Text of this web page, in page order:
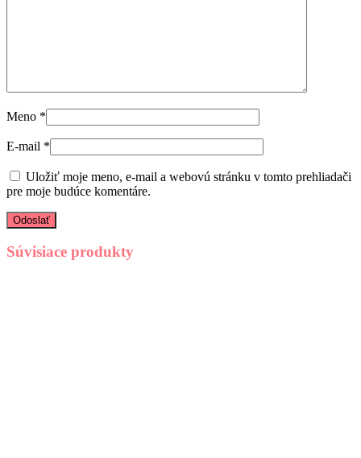
Meno *
E-mail *
Uložiť moje meno, e-mail a webovú stránku v tomto prehliadači
pre moje budúce komentáre.
Súvisiace produkty